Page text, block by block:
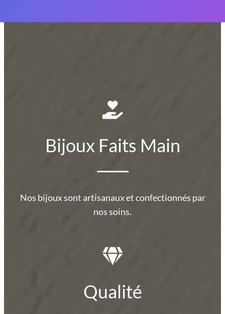
Bijoux Faits Main
Nos bijoux sont artisanaux et confectionnés par
nos soins.
Qualité